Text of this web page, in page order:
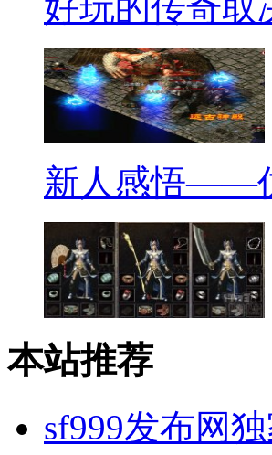
好玩的传奇取
新人感悟——
本站推荐
sf999发布网